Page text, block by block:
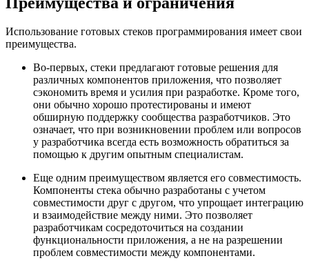
Использование готовых стеков программирования имеет свои
преимущества.
Во-первых, стеки предлагают готовые решения для
различных компонентов приложения, что позволяет
сэкономить время и усилия при разработке. Кроме того,
они обычно хорошо протестированы и имеют
обширную поддержку сообщества разработчиков. Это
означает, что при возникновении проблем или вопросов
у разработчика всегда есть возможность обратиться за
помощью к другим опытным специалистам.
Еще одним преимуществом является его совместимость.
Компоненты стека обычно разработаны с учетом
совместимости друг с другом, что упрощает интеграцию
и взаимодействие между ними. Это позволяет
разработчикам сосредоточиться на создании
функциональности приложения, а не на разрешении
проблем совместимости между компонентами.